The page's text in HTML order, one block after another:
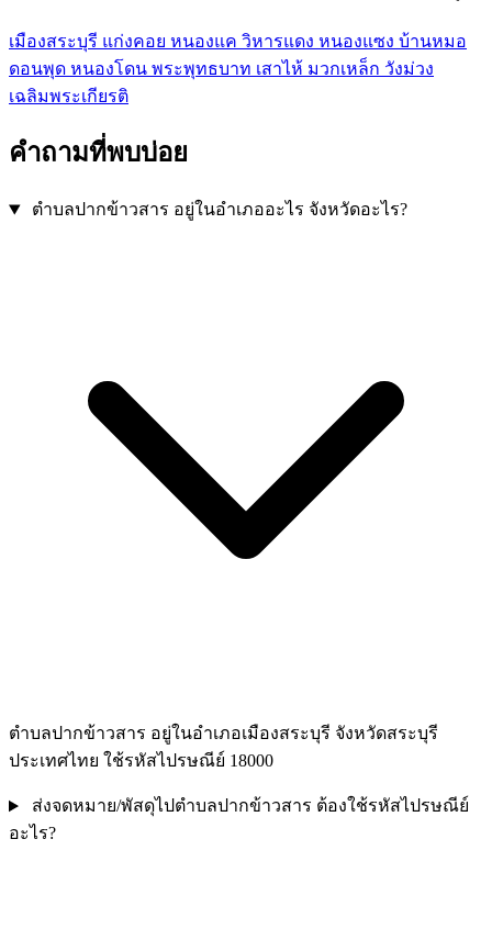
เมืองสระบุรี แก่งคอย หนองแค วิหารแดง หนองแซง บ้านหมอ
ดอนพุด หนองโดน พระพุทธบาท เสาไห้ มวกเหล็ก วังม่วง
เฉลิมพระเกียรติ
คำถามที่พบบ่อย
ตำบลปากข้าวสาร อยู่ในอำเภออะไร จังหวัดอะไร?
ตำบลปากข้าวสาร อยู่ในอำเภอเมืองสระบุรี จังหวัดสระบุรี
ประเทศไทย ใช้รหัสไปรษณีย์ 18000
ส่งจดหมาย/พัสดุไปตำบลปากข้าวสาร ต้องใช้รหัสไปรษณีย์
อะไร?